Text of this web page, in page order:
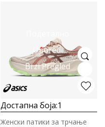
Uporedi
Brzi Pregled
Достапна боја:1
Женски патики за трчање